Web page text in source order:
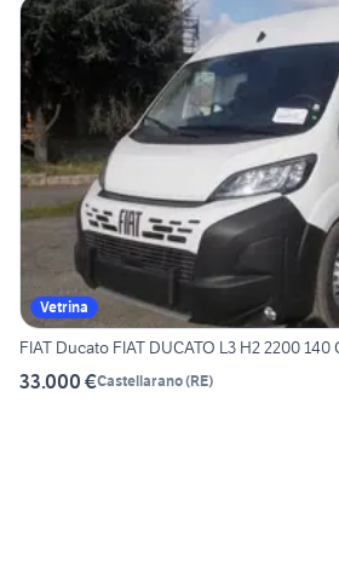
Vetrina
FIAT Ducato FIAT DUCATO L3 H2 2200 140
33.000 €Castellarano(RE)